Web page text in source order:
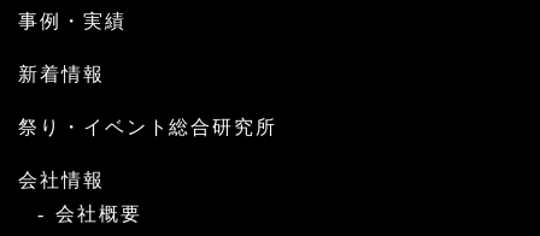
事例・実績
新着情報
祭り・イベント総合研究所
会社情報
会社概要